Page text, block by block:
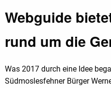
Webguide
rund um die
Was 2017 durch eine Idee
Südmoslesfehner Bürger